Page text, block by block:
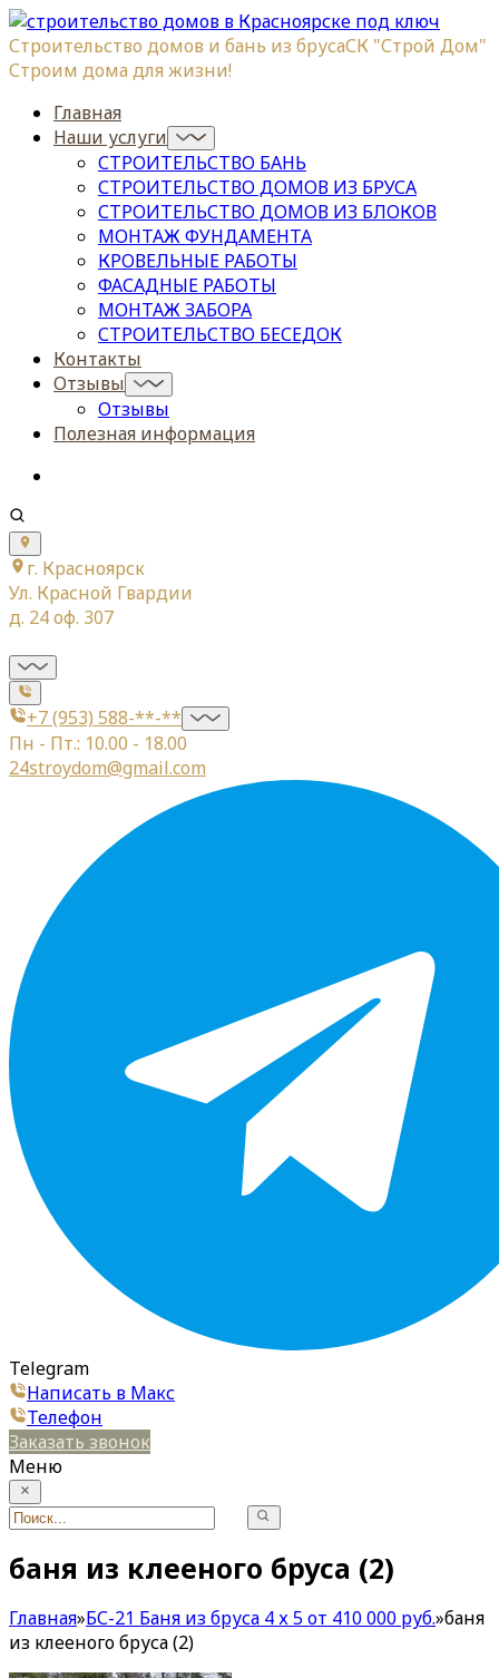
Строительство домов и бань из брусаСК "Строй Дом"
Строим дома для жизни!
Главная
Наши услуги
СТРОИТЕЛЬСТВО БАНЬ
СТРОИТЕЛЬСТВО ДОМОВ ИЗ БРУСА
СТРОИТЕЛЬСТВО ДОМОВ ИЗ БЛОКОВ
МОНТАЖ ФУНДАМЕНТА
КРОВЕЛЬНЫЕ РАБОТЫ
ФАСАДНЫЕ РАБОТЫ
МОНТАЖ ЗАБОРА
СТРОИТЕЛЬСТВО БЕСЕДОК
Контакты
Отзывы
Отзывы
Полезная информация
г. Красноярск
Ул. Красной Гвардии
д. 24 оф. 307
+7 (953) 588-**-**
Пн - Пт.: 10.00 - 18.00
24stroydom@gmail.com
Telegram
Написать в Макс
Телефон
Заказать звонок
Меню
баня из клееного бруса (2)
Главная»БС-21 Баня из бруса 4 х 5 от 410 000 руб.»баня
из клееного бруса (2)